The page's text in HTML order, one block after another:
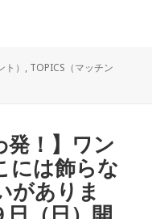
） , TOPICS（マッチン
発！】ワン
には飾らな
がありま